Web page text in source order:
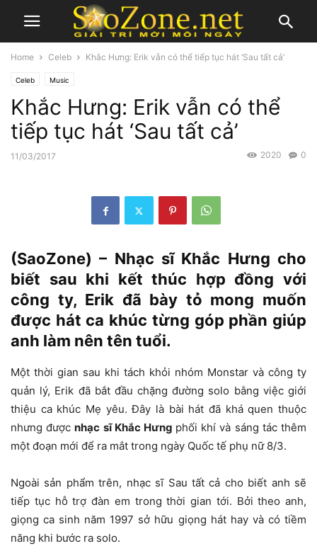
Home Celeb Khắc Hưng: Erik vẫn có thể tiếp tục hát ‘Sau tất cả’
Celeb Music
Khắc Hưng: Erik vẫn có thể
tiếp tục hát ‘Sau tất cả’
11/03/2017 0
2020
(SaoZone) – Nhạc sĩ Khắc Hưng cho
biết sau khi kết thúc hợp đồng với
công ty, Erik đã bày tỏ mong muốn
được hát ca khúc từng góp phần giúp
anh làm nên tên tuổi.
Một thời gian sau khi tách khỏi nhóm Monstar và công ty
quản lý, Erik đã bắt đầu chặng đường solo bằng việc giới
thiệu ca khúc Mẹ yêu. Đây là bài hát đã khá quen thuộc
nhưng đượcnhạc sĩ Khắc Hưng phối khí và sáng tác thêm
một đoạn mới để ra mắt trong ngày Quốc tế phụ nữ 8/3.
Ngoài sản phẩm trên, nhạc sĩ Sau tất cả cho biết anh sẽ
tiếp tục hỗ trợ đàn em trong thời gian tới. Bởi theo anh,
giọng ca sinh năm 1997 sở hữu giọng hát hay và có tiềm
năng khi bước ra solo.